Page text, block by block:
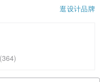
逛设计品牌
(364)